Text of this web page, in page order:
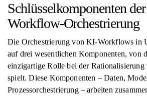
Schlüsselkomponenten
Workflow-Orchestrierung
Die Orchestrierung von KI-Workflows in
auf drei wesentlichen Komponenten, von
einzigartige Rolle bei der Rationalisierung
spielt. Diese Komponenten – Daten,
Prozessorchestrierung – arbeiten